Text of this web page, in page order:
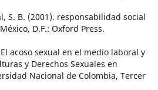
S. B. (2001). responsabilidad social
D.F.: Oxford Press.
acoso sexual en el medio laboral y
y Derechos Sexuales en
Nacional de Colombia, Tercer